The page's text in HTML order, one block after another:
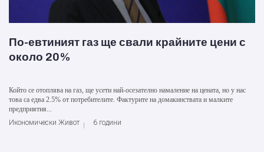
По-евтиният газ ще свали крайните цени с
около 20%
Който се отоплява на газ, ще усети най-осезателно намаление на цената, но у нас
това са едва 2.5% от потребителите. Фактурите на домакинствата и малките
предприятия...
Икономически Живот
6 години